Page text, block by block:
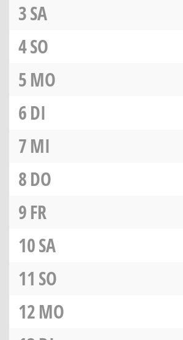
3SA
4SO
5MO
6DI
7MI
8DO
9FR
10SA
11 SO
12MO